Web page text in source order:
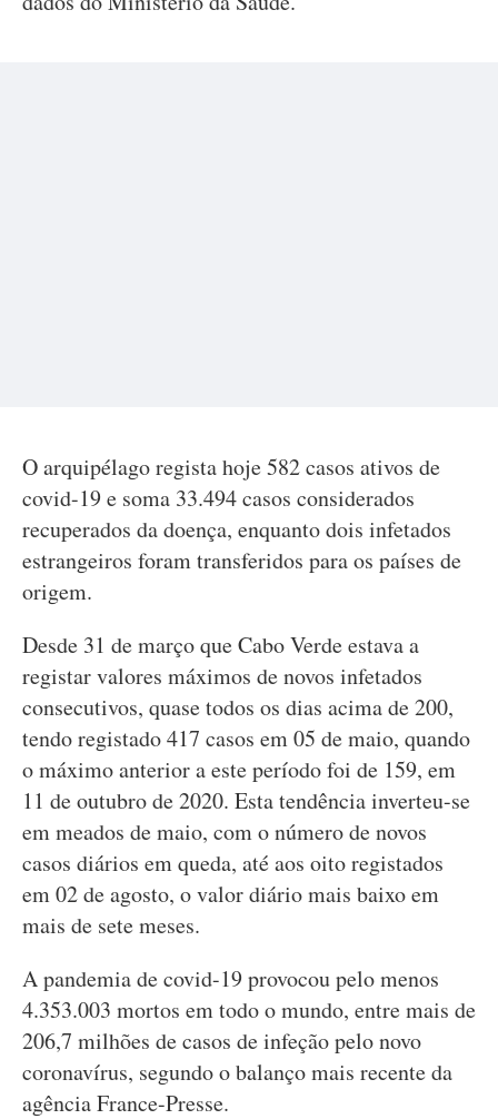
O arquipélago regista hoje 582 casos ativos de
covid-19 e soma 33.494 casos considerados
recuperados da doença, enquanto dois infetados
estrangeiros foram transferidos para os países de
origem.
Desde 31 de março que Cabo Verde estava a
registar valores máximos de novos infetados
consecutivos, quase todos os dias acima de 200,
tendo registado 417 casos em 05 de maio, quando
o máximo anterior a este período foi de 159, em
11 de outubro de 2020. Esta tendência inverteu-se
em meados de maio, com o número de novos
casos diários em queda, até aos oito registados
em 02 de agosto, o valor diário mais baixo em
mais de sete meses.
A pandemia de covid-19 provocou pelo menos
4.353.003 mortos em todo o mundo, entre mais de
206,7 milhões de casos de infeção pelo novo
coronavírus, segundo o balanço mais recente da
agência France-Presse.